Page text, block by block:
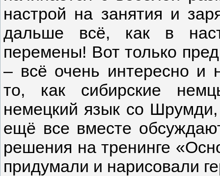
настрой на занятия и
дальше всё, как в
перемены! Вот только
– всё очень интересно и
то, как сибирские
немецкий язык со
ещё все вместе
решения на тренинге
придумали и нарисовали